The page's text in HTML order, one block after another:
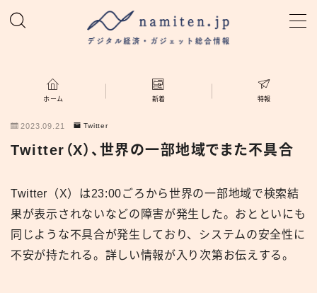
ホーム
namiten.jp
ホーム 新着 特報
2023.09.21 Twitter
Twitter（X）、世界の一部地域でまた不具合
Twitter（X）は23:00ごろから世界の一部地域で検索結
果が表示されないなどの障害が発生した。おとといにも
同じような不具合が発生しており、システムの安全性に
不安が持たれる。詳しい情報が入り次第お伝えする。